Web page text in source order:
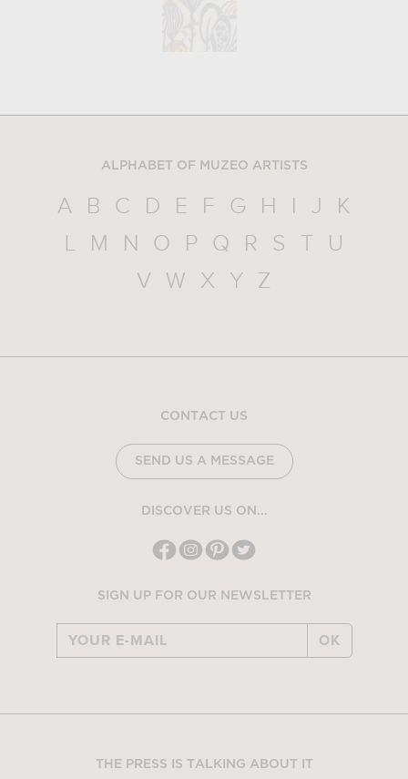
ALPHABET OF MUZEO ARTISTS
A B C D E F G H I J
K
L
M N O P Q R S T
U
V
W X Y Z
CONTACT US
SEND US A MESSAGE
DISCOVER US ON...
SIGN UP FOR OUR NEWSLETTER
OK
THE PRESS IS TALKING ABOUT IT